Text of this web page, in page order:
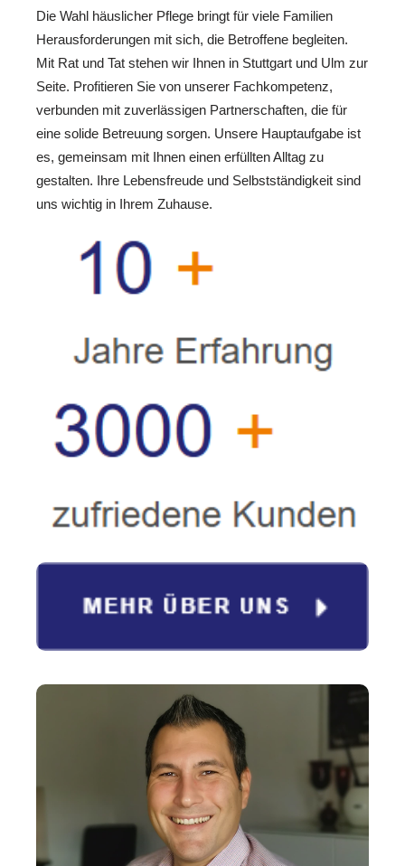
Die Wahl häuslicher Pflege bringt für viele Familien
Herausforderungen mit sich, die Betroffene begleiten.
Mit Rat und Tat stehen wir Ihnen in Stuttgart und Ulm zur
Seite. Profitieren Sie von unserer Fachkompetenz,
verbunden mit zuverlässigen Partnerschaften, die für
eine solide Betreuung sorgen. Unsere Hauptaufgabe ist
es, gemeinsam mit Ihnen einen erfüllten Alltag zu
gestalten. Ihre Lebensfreude und Selbstständigkeit sind
uns wichtig in Ihrem Zuhause.